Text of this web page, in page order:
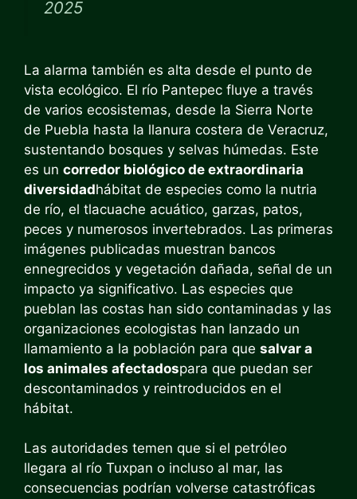
2025
La alarma también es alta desde el punto de
vista ecológico. El río Pantepec fluye a través
de varios ecosistemas, desde la Sierra Norte
de Puebla hasta la llanura costera de Veracruz,
sustentando bosques y selvas húmedas. Este
es un corredor biológico de extraordinaria
diversidadhábitat de especies como la nutria
de río, el tlacuache acuático, garzas, patos,
peces y numerosos invertebrados. Las primeras
imágenes publicadas muestran bancos
ennegrecidos y vegetación dañada, señal de un
impacto ya significativo. Las especies que
pueblan las costas han sido contaminadas y las
organizaciones ecologistas han lanzado un
llamamiento a la población para que salvar a
los animales afectadospara que puedan ser
descontaminados y reintroducidos en el
hábitat.
Las autoridades temen que si el petróleo
llegara al río Tuxpan o incluso al mar, las
consecuencias podrían volverse catastróficas